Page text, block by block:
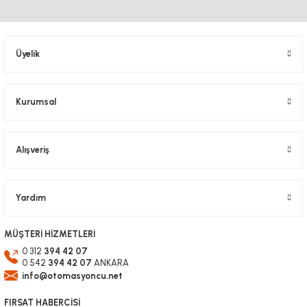
Üyelik
Kurumsal
Alışveriş
Yardım
MÜŞTERİ HİZMETLERİ
0 312 394 42 07
0 542 394 42 07 ANKARA
info@otomasyoncu.net
FIRSAT HABERCİSİ